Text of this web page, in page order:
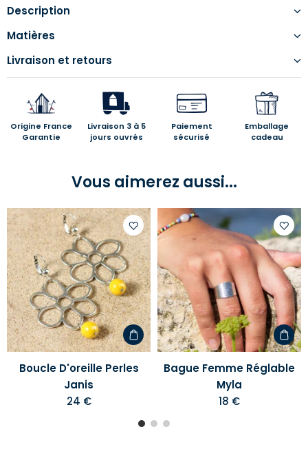
Description
Matières
Livraison et retours
Origine France
Garantie
Livraison 3 à 5
jours ouvrés
Paiement
sécurisé
Emballage
cadeau
Vous aimerez aussi...
Ajouter
à
votre
liste
d'envies
Boucle D'oreille Perles
Janis
24 €
à
votre
liste
Bague Femme Réglable
Myla
18 €